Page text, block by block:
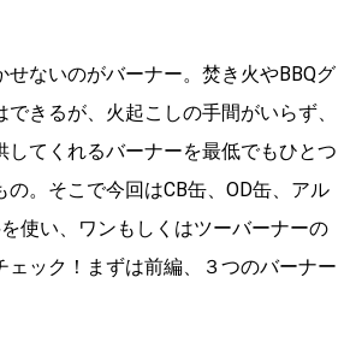
せないのがバーナー。焚き火やBBQグ
できるが、火起こしの手間がいらず、
してくれるバーナーを最低でもひとつ
の。そこで今回はCB缶、OD缶、アル
使い、ワンもしくはツーバーナーの
ェック！まずは前編、３つのバーナー